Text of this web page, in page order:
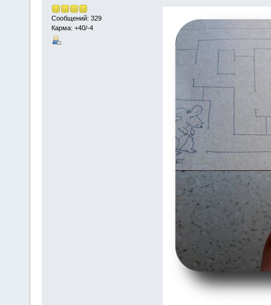
Сообщений: 329
Карма: +40/-4